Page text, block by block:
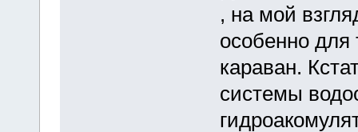
, на мой
особенно для
караван.
системы